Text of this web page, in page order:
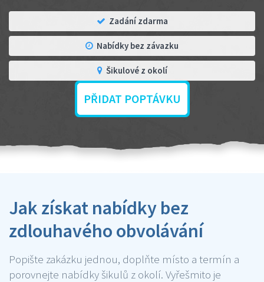
Zadání zdarma
Nabídky bez závazku
Šikulové z okolí
PŘIDAT POPTÁVKU
Jak získat nabídky bez
zdlouhavého obvolávání
Popište zakázku jednou, doplňte místo a termín a
porovnejte nabídky šikulů z okolí. Vyřešmito je